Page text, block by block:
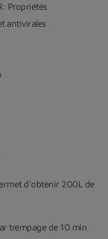
Propriétés
antivirales
d’obtenir 200L de
trempage de 10 min